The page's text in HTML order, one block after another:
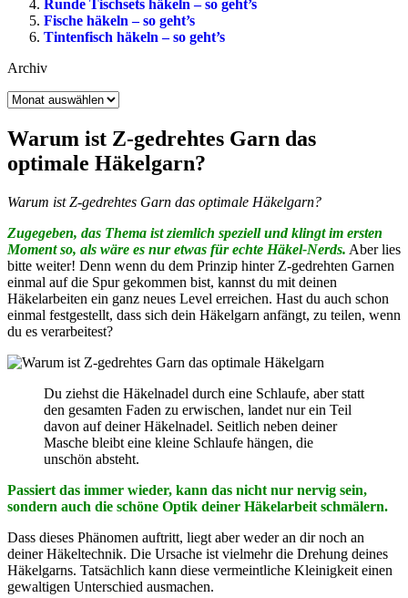
Runde Tischsets häkeln – so geht’s
Fische häkeln – so geht’s
Tintenfisch häkeln – so geht’s
Archiv
Archiv
Warum ist Z-gedrehtes Garn das
optimale Häkelgarn?
Warum ist Z-gedrehtes Garn das optimale Häkelgarn?
Zugegeben, das Thema ist ziemlich speziell und klingt im ersten
Moment so, als wäre es nur etwas für echte Häkel-Nerds. Aber lies
bitte weiter! Denn wenn du dem Prinzip hinter Z-gedrehten Garnen
einmal auf die Spur gekommen bist, kannst du mit deinen
Häkelarbeiten ein ganz neues Level erreichen. Hast du auch schon
einmal festgestellt, dass sich dein Häkelgarn anfängt, zu teilen, wenn
du es verarbeitest?
Du ziehst die Häkelnadel durch eine Schlaufe, aber statt
den gesamten Faden zu erwischen, landet nur ein Teil
davon auf deiner Häkelnadel. Seitlich neben deiner
Masche bleibt eine kleine Schlaufe hängen, die
unschön absteht.
Passiert das immer wieder, kann das nicht nur nervig sein,
sondern auch die schöne Optik deiner Häkelarbeit schmälern.
Dass dieses Phänomen auftritt, liegt aber weder an dir noch an
deiner Häkeltechnik. Die Ursache ist vielmehr die Drehung deines
Häkelgarns. Tatsächlich kann diese vermeintliche Kleinigkeit einen
gewaltigen Unterschied ausmachen.